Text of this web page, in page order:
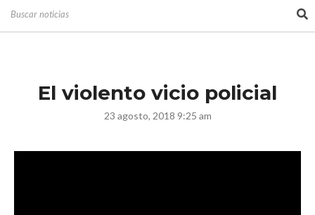
El violento vicio policial
23 agosto, 2018 9:25 am